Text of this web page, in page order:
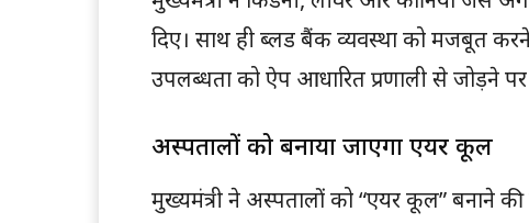
दिए। साथ ही ब्लड बैंक व्यवस्था को मजबूत
उपलब्धता को ऐप आधारित प्रणाली से जोड़ने पर
अस्पतालों को बनाया जाएगा एयर कूल
मुख्यमंत्री ने अस्पतालों को “एयर कूल” बनाने